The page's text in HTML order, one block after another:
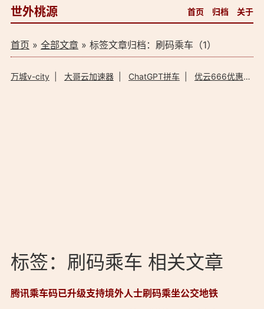
世外桃源 首页 归档 关于
首页 » 全部文章» 标签文章归档：刷码乘车（1）
万城v-city| 大哥云加速器| ChatGPT拼车| 优云666优惠码
标签：刷码乘车 相关文章
腾讯乘车码已升级支持境外人士刷码乘坐公交地铁